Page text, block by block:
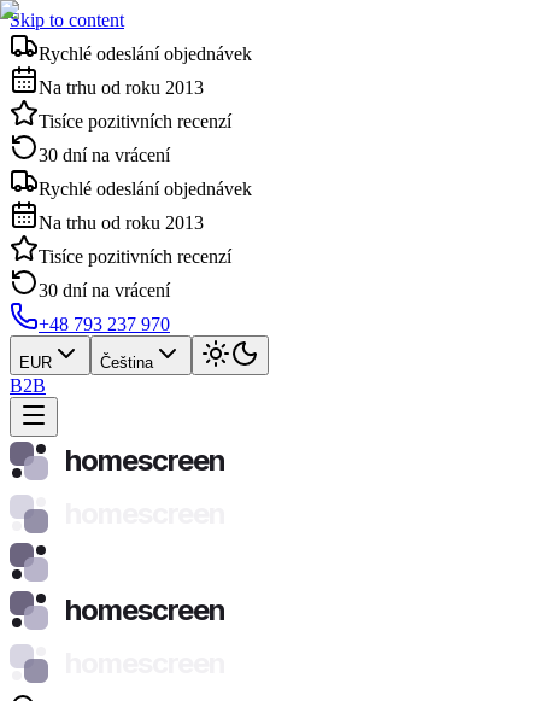
Skip to content
Rychlé odeslání objednávek
Na trhu od roku 2013
Tisíce pozitivních recenzí
30 dní na vrácení
Rychlé odeslání objednávek
Na trhu od roku 2013
Tisíce pozitivních recenzí
30 dní na vrácení
+48 793 237 970
EUR Čeština
B2B
homescreen
homescreen